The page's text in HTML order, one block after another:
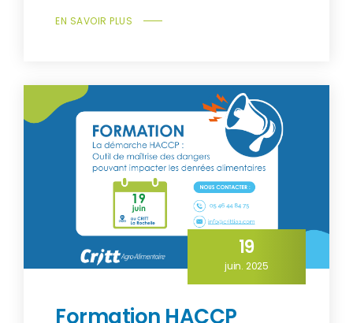
EN SAVOIR PLUS
19
juin. 2025
Formation HACCP